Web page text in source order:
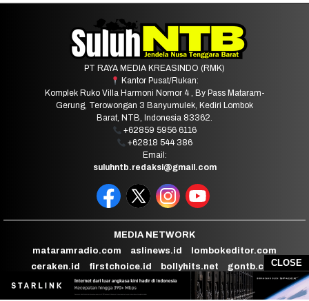
CLOSE
PT RAYA MEDIA KREASINDO (RMK)
Kantor Pusat/Rukan:
Komplek Ruko Villa Harmoni Nomor 4 , By Pass Mataram-
Gerung, Terowongan 3 Banyumulek, Kediri Lombok
Barat, NTB, Indonesia 83362.
+62859 5956 6116
+62818 544 386
Email:
suluhntb.redaksi@gmail.com
MEDIA NETWORK
mataramradio.com
aslinews.id
lombokeditor.com
ceraken.id
firstchoice.id bollyhits.net
gontb.com
Lombok Radio Science
Bollyhits Radionet
Mataram Radio City
channelntb panainews